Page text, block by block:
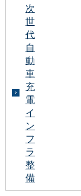
次
世
代
自
動
車
充
電
イ
ン
フ
ラ
整
備